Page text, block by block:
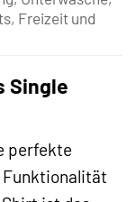
Freizeit und
Single
perfekte
Funktionalität